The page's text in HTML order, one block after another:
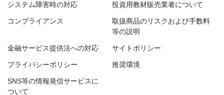
システム障害時の対応 投資用教材販売業者について
コンプライアンス
取扱商品のリスクおよび手数料
等の説明
金融サービス提供法への対応 サイトポリシー
プライバシーポリシー 推奨環境
SNS等の情報発信サービスに
ついて